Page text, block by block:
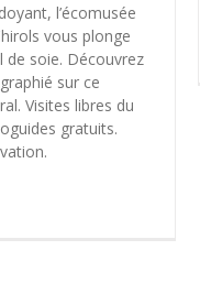
l’écomusée
vous plonge
de soie. Découvrez
sur ce
Visites libres du
gratuits.